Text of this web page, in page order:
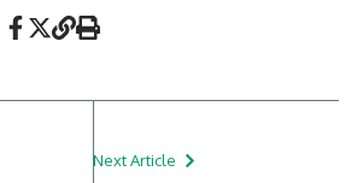
Next Article